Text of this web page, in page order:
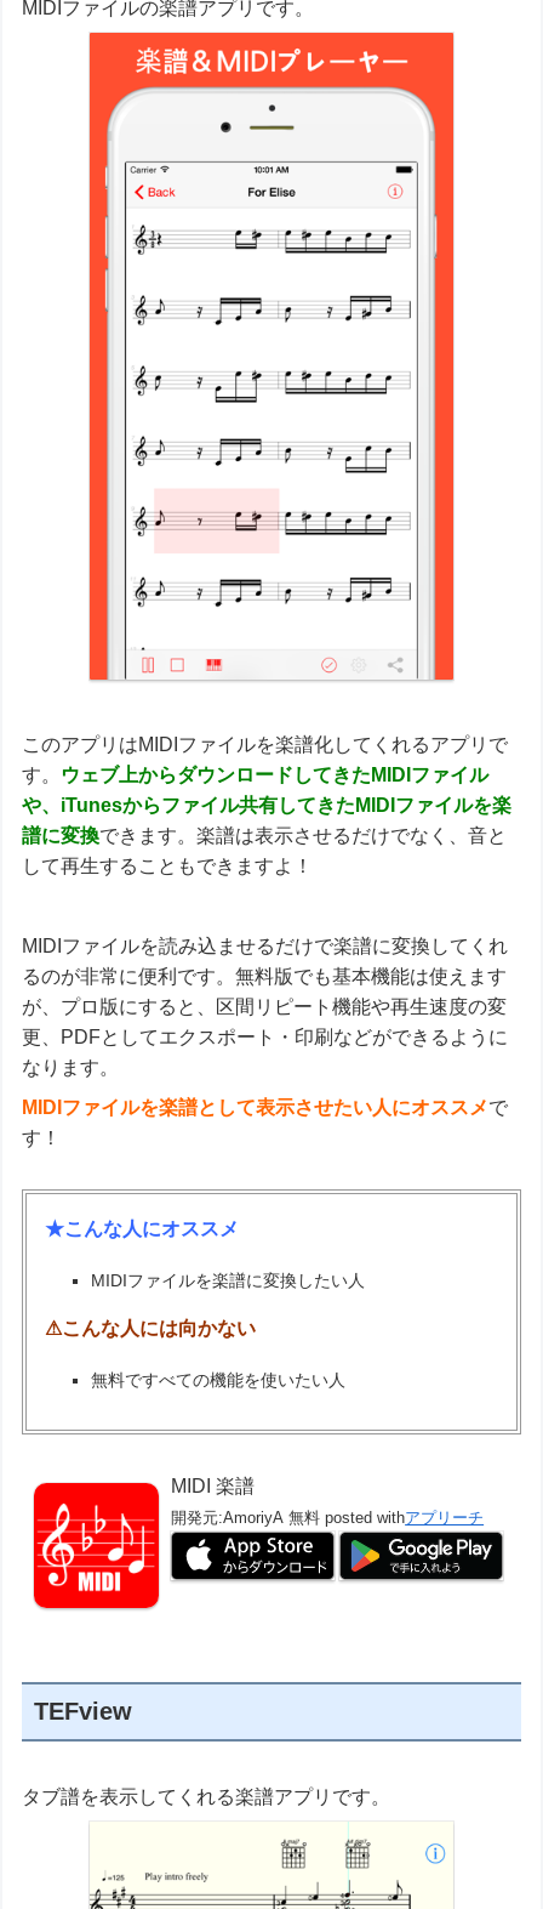
MIDIファイルの楽譜アプリです。
このアプリはMIDIファイルを楽譜化してくれるアプリで
す。
ウェブ上からダウンロードしてきたMIDIファイル
や、iTunesからファイル共有してきたMIDIファイルを楽
譜に変換できます。楽譜は表示させるだけでなく、音と
して再生することもできますよ！
MIDIファイルを読み込ませるだけで楽譜に変換してくれ
るのが非常に便利です。無料版でも基本機能は使えます
が、プロ版にすると、区間リピート機能や再生速度の変
更、PDFとしてエクスポート・印刷などができるように
なります。
MIDIファイルを楽譜として表示させたい人にオススメで
す！
★こんな人にオススメ
MIDIファイルを楽譜に変換したい人
⚠こんな人には向かない
無料ですべての機能を使いたい人
MIDI 楽譜
開発元:AmoriyA 無料 posted withアプリーチ
TEFview
タブ譜を表示してくれる楽譜アプリです。